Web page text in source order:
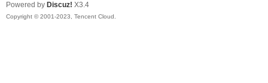
Powered by Discuz! X3.4
Copyright © 2001-2023, Tencent Cloud.